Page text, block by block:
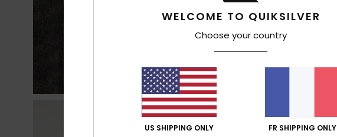
WELCOME TO QUIKSILVER
Choose your country
US SHIPPING ONLY FR SHIPPING ONLY